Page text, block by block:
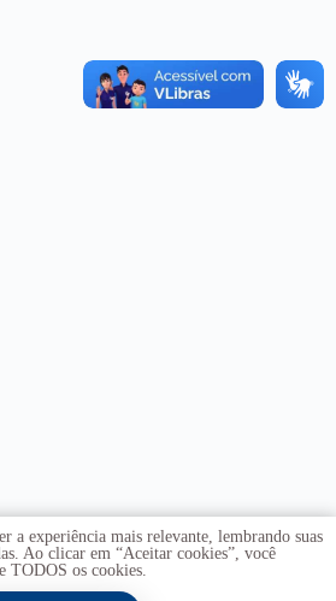
a experiência mais relevante, lembrando suas
Ao clicar em “Aceitar cookies”, você
TODOS os cookies.